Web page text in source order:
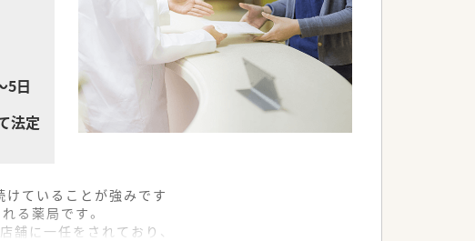
5日
法定
ていることが強みです
る薬局です。
舗に一任をされており、